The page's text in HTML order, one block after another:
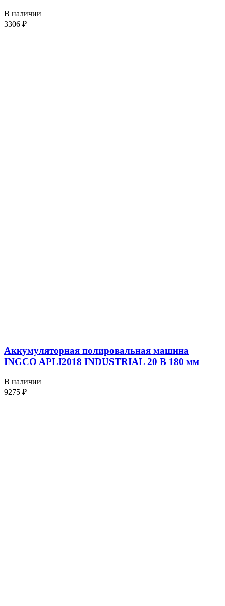
В наличии
3306 ₽
Аккумуляторная полировальная машина
INGCO APLI2018 INDUSTRIAL 20 В 180 мм
В наличии
9275 ₽